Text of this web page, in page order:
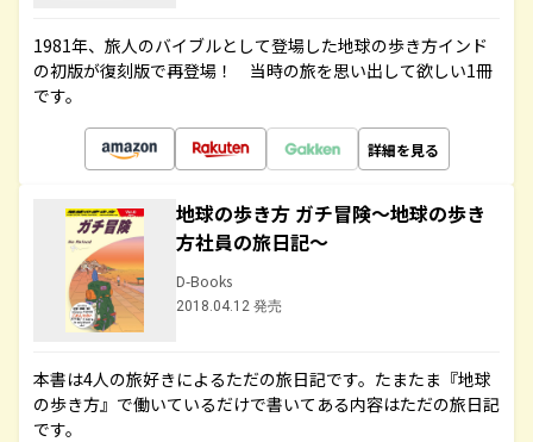
1981年、旅人のバイブルとして登場した地球の歩き方インド
の初版が復刻版で再登場！ 当時の旅を思い出して欲しい1冊
です。
詳細を見る
地球の歩き方 ガチ冒険～地球の歩き
方社員の旅日記～
D-Books
2018.04.12 発売
本書は4人の旅好きによるただの旅日記です。たまたま『地球
の歩き方』で働いているだけで書いてある内容はただの旅日記
です。